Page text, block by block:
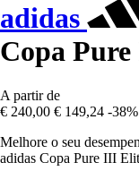
adidas
Copa
A partir de
€ 240,00 € 149,24 -38%
Melhore o seu
adidas Copa Pure III